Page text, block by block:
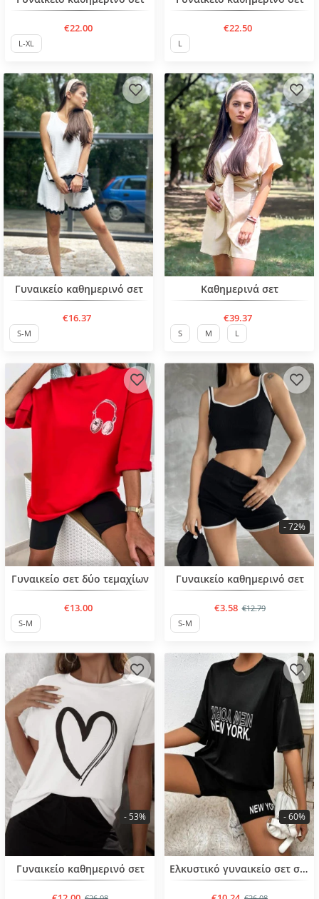
€22.00
L-XL
€22.50
L
Нов продукт
Γυναικείο καθημερινό σετ
€16.37
S-M
Нов продукт
Καθημερινά σετ
€39.37
S M L
BESTSELLER
Γυναικείο σετ δύο τεμαχίων
€13.00
S-M
BESTSELLER
Γυναικείο καθημερινό σετ
€3.58 €12.79
- 72%
S-M
BESTSELLER
Γυναικείο καθημερινό σετ
- 53%
BESTSELLERΕλκυστικό γυναικείο σετ σε μαύρο χρώμα
- 60%